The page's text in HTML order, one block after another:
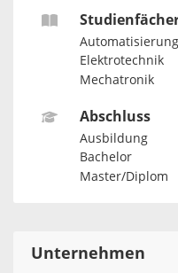
Elektrotechnik
Mechatronik
Abschluss
Ausbildung
Bachelor
Master/Diplom
Unternehmen